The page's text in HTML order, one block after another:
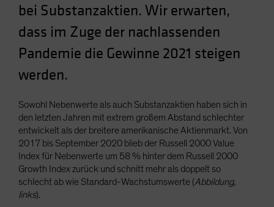
Taiwan - 台灣
bei Substanzaktien. Wir erwarten,
dass im Zuge der nachlassenden
Pandemie die Gewinne 2021 steigen
werden.
Sowohl Nebenwerte als auch Substanzaktien haben sich in
den letzten Jahren mit extrem großem Abstand schlechter
entwickelt als der breitere amerikanische Aktienmarkt. Von
2017 bis September 2020 blieb der Russell 2000 Value
Index für Nebenwerte um 58 % hinter dem Russell 2000
Growth Index zurück und schnitt mehr als doppelt so
schlecht ab wie Standard-Wachstumswerte (Abbildung,
links).